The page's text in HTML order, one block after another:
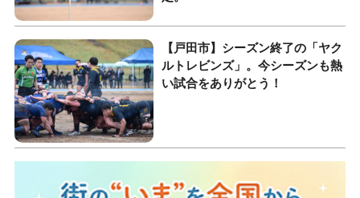
【戸田市】シーズン終了の「ヤク
ルトレビンズ」。今シーズンも熱
い試合をありがとう！